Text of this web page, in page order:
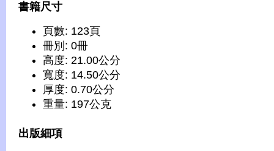
書籍尺寸
頁數: 123頁
冊別: 0冊
高度: 21.00公分
寬度: 14.50公分
厚度: 0.70公分
重量: 197公克
出版細項